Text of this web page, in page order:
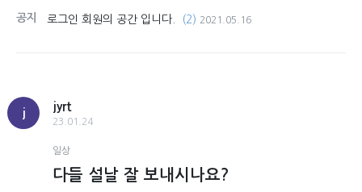
공지 로그인 회원의 공간 입니다. (2) 2021.05.16
j
jyrt
23.01.24
일상
다들 설날 잘 보내시나요?